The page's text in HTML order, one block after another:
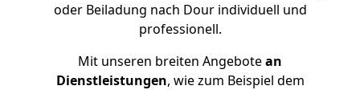
oder Beiladung nach Dour individuell und
professionell.
Mit unseren breiten Angebotean
Dienstleistungen, wie zum Beispiel dem